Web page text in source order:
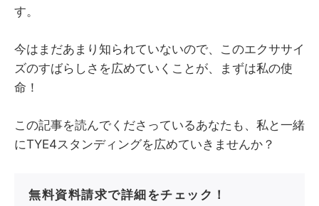
す。
今はまだあまり知られていないので、このエクササイ
ズのすばらしさを広めていくことが、まずは私の使
命！
この記事を読んでくださっているあなたも、私と一緒
にTYE4スタンディングを広めていきませんか？
無料資料請求で詳細をチェック！